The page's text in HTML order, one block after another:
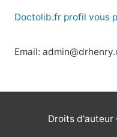
Doctolib.fr profil vous
Email:
Droits